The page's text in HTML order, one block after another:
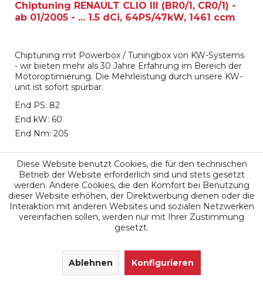
Chiptuning RENAULT CLIO III (BR0/1, CR0/1) -
ab 01/2005 - ... 1.5 dCi, 64PS/47kW, 1461 ccm
Chiptuning mit Powerbox / Tuningbox von KW-Systems
- wir bieten mehr als 30 Jahre Erfahrung im Bereich der
Motoroptimierung. Die Mehrleistung durch unsere KW-
unit ist sofort spürbar.
End PS: 82
End kW: 60
End Nm: 205
699,00 €
Merken
Diese Website benutzt Cookies, die für den technischen
Betrieb der Website erforderlich sind und stets gesetzt
werden. Andere Cookies, die den Komfort bei Benutzung
dieser Website erhöhen, der Direktwerbung dienen oder die
Interaktion mit anderen Websites und sozialen Netzwerken
vereinfachen sollen, werden nur mit Ihrer Zustimmung
gesetzt.
Ablehnen Konfigurieren
SEHR GUT (4.9 / 5)
Bewertungen bei: google.de, shopvote.de ⓘ
Informationen zur Echtheit der Bewertungen